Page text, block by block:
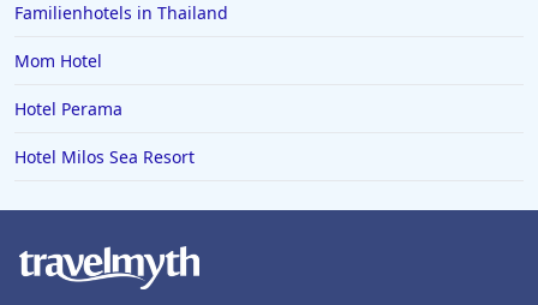
Familienhotels in Thailand
Mom Hotel
Hotel Perama
Hotel Milos Sea Resort